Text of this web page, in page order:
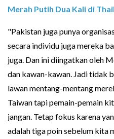
Merah Putih Dua Kali di
"Pakistan juga punya
secara individu juga mereka
juga. Dan ini diingatkan oleh
dan kawan-kawan. Jadi tidak
lawan mentang-mentang
Taiwan tapi pemain-pemain
jangan. Tetap fokus karena
adalah tiga poin sebelum kita